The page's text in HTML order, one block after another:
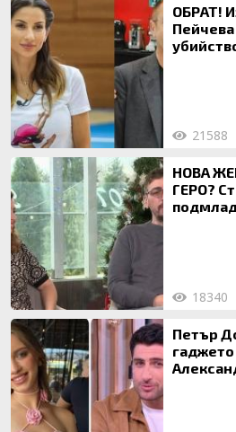
ОБРАТ!
21588
НОВА
ГЕРО?
18340
Петър
гаджето